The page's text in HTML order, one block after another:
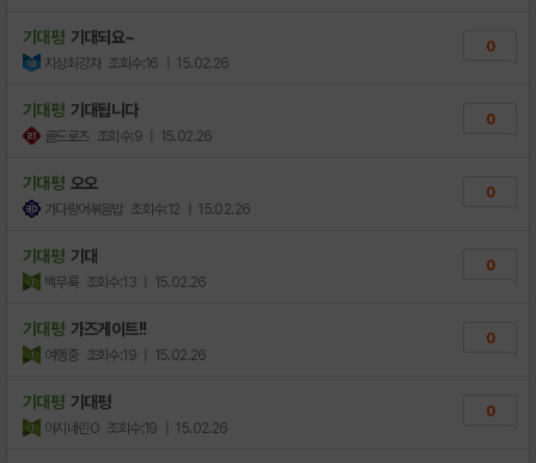
기대평 기대되요~
지상최강자 조회수:16 | 15.02.26
0
기대평 기대됩니다
골드로즈 조회수:9 | 15.02.26
0
기대평 오오
가다랑어볶음밥 조회수:12 | 15.02.26
0
기대평 기대
백무룩 조회수:13 | 15.02.26
0
기대평 가즈게이트!!
여행중 조회수:19 | 15.02.26
0
기대평 기대평
아치네린O 조회수:19 | 15.02.26
0